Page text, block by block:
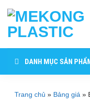
content
DANH MỤC SẢN
Trang chủ » Bảng giá »